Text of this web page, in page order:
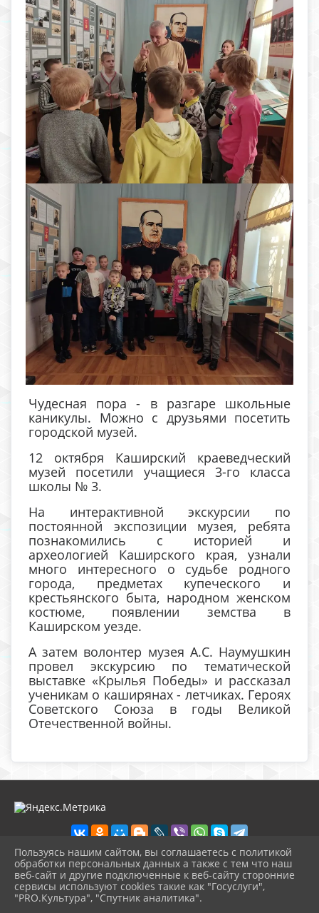
Чудесная пора - в разгаре школьные
каникулы. Можно с друзьями посетить
городской музей.
12 октября Каширский краеведческий
музей посетили учащиеся 3-го класса
школы № 3.
На интерактивной экскурсии по
постоянной экспозиции музея, ребята
познакомились с историей и
археологией Каширского края, узнали
много интересного о судьбе родного
города, предметах купеческого и
крестьянского быта, народном женском
костюме, появлении земства в
Каширском уезде.
А затем волонтер музея А.С. Наумушкин
провел экскурсию по тематической
выставке «Крылья Победы» и рассказал
ученикам о каширянах - летчиках. Героях
Советского Союза в годы Великой
Отечественной войны.
2026 г. музей-кашира.рф
Вход
Карта сайта
Пользуясь нашим сайтом, вы соглашаетесь с политикой
обработки персональных данных а также с тем что наш
веб-сайт и другие подключенные к веб-сайту сторонние
сервисы используют cookies такие как "Госуслуги",
"PRO.Культура", "Спутник аналитика".